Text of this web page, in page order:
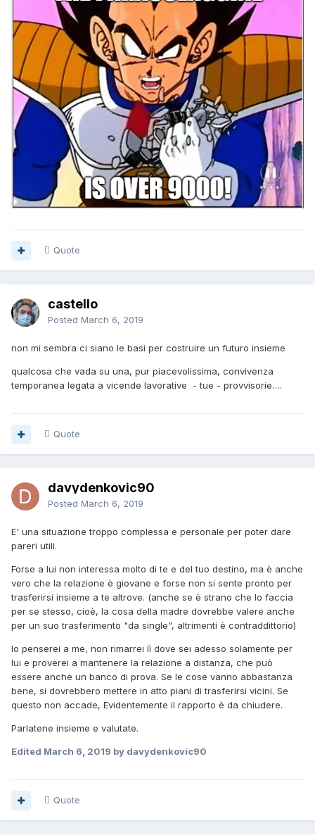
Quote
castello
Posted March 6, 2019
non mi sembra ci siano le basi per costruire un futuro insieme
qualcosa che vada su una, pur piacevolissima, convivenza
temporanea legata a vicende lavorative - tue - provvisorie….
Quote
davydenkovic90
Posted March 6, 2019
E' una situazione troppo complessa e personale per poter dare
pareri utili.
Forse a lui non interessa molto di te e del tuo destino, ma è anche
vero che la relazione è giovane e forse non si sente pronto per
trasferirsi insieme a te altrove. (anche se è strano che lo faccia
per se stesso, cioè, la cosa della madre dovrebbe valere anche
per un suo trasferimento "da single", altrimenti è contraddittorio)
Io penserei a me, non rimarrei lì dove sei adesso solamente per
lui e proverei a mantenere la relazione a distanza, che può
essere anche un banco di prova. Se le cose vanno abbastanza
bene, si dovrebbero mettere in atto piani di trasferirsi vicini. Se
questo non accade, Evidentemente il rapporto è da chiudere.
Parlatene insieme e valutate.
Edited March 6, 2019 by davydenkovic90
Quote